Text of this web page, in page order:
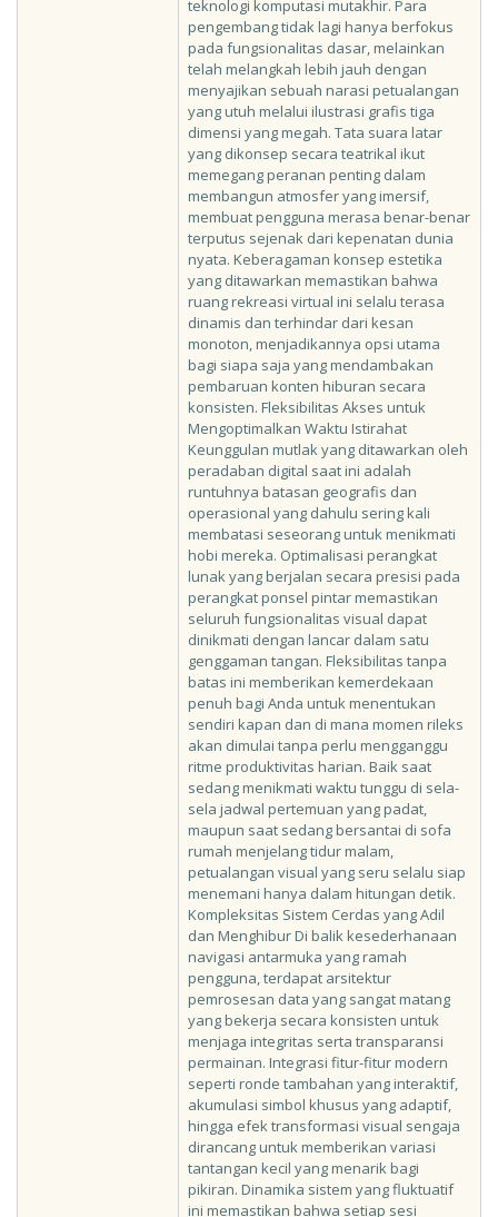
teknologi komputasi mutakhir. Para
pengembang tidak lagi hanya berfokus
pada fungsionalitas dasar, melainkan
telah melangkah lebih jauh dengan
menyajikan sebuah narasi petualangan
yang utuh melalui ilustrasi grafis tiga
dimensi yang megah. Tata suara latar
yang dikonsep secara teatrikal ikut
memegang peranan penting dalam
membangun atmosfer yang imersif,
membuat pengguna merasa benar-benar
terputus sejenak dari kepenatan dunia
nyata. Keberagaman konsep estetika
yang ditawarkan memastikan bahwa
ruang rekreasi virtual ini selalu terasa
dinamis dan terhindar dari kesan
monoton, menjadikannya opsi utama
bagi siapa saja yang mendambakan
pembaruan konten hiburan secara
konsisten. Fleksibilitas Akses untuk
Mengoptimalkan Waktu Istirahat
Keunggulan mutlak yang ditawarkan oleh
peradaban digital saat ini adalah
runtuhnya batasan geografis dan
operasional yang dahulu sering kali
membatasi seseorang untuk menikmati
hobi mereka. Optimalisasi perangkat
lunak yang berjalan secara presisi pada
perangkat ponsel pintar memastikan
seluruh fungsionalitas visual dapat
dinikmati dengan lancar dalam satu
genggaman tangan. Fleksibilitas tanpa
batas ini memberikan kemerdekaan
penuh bagi Anda untuk menentukan
sendiri kapan dan di mana momen rileks
akan dimulai tanpa perlu mengganggu
ritme produktivitas harian. Baik saat
sedang menikmati waktu tunggu di sela-
sela jadwal pertemuan yang padat,
maupun saat sedang bersantai di sofa
rumah menjelang tidur malam,
petualangan visual yang seru selalu siap
menemani hanya dalam hitungan detik.
Kompleksitas Sistem Cerdas yang Adil
dan Menghibur Di balik kesederhanaan
navigasi antarmuka yang ramah
pengguna, terdapat arsitektur
pemrosesan data yang sangat matang
yang bekerja secara konsisten untuk
menjaga integritas serta transparansi
permainan. Integrasi fitur-fitur modern
seperti ronde tambahan yang interaktif,
akumulasi simbol khusus yang adaptif,
hingga efek transformasi visual sengaja
dirancang untuk memberikan variasi
tantangan kecil yang menarik bagi
pikiran. Dinamika sistem yang fluktuatif
ini memastikan bahwa setiap sesi